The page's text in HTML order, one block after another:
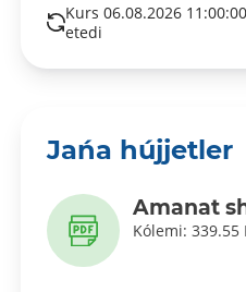
Kurs 06.08.2026
etedi
Jańa hújjetler
Amanat
Kólemi: 339.55